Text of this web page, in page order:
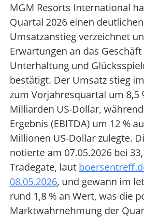
MGM Resorts International
Quartal 2026 einen deutlichen
Umsatzanstieg verzeichnet
Erwartungen an das
Unterhaltung und
bestätigt. Der Umsatz stieg
zum Vorjahresquartal um 8,5
Milliarden US-Dollar,
Ergebnis (EBITDA) um 12 %
Millionen US-Dollar zulegte.
notierte am 07.05.2026 bei
Tradegate, laut
08.05.2026, und gewann im
rund 1,8 % an Wert, was die
Marktwahrnehmung der